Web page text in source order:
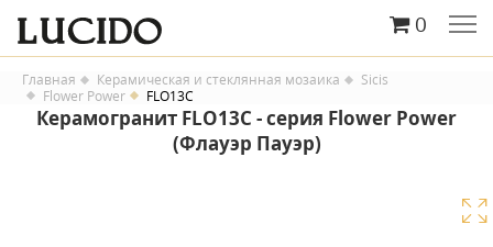
0
Главная Керамическая и стеклянная мозаика
Sicis
Flower Power
FLO13C
Керамогранит FLO13C - серия Flower Power
(Флауэр Пауэр)